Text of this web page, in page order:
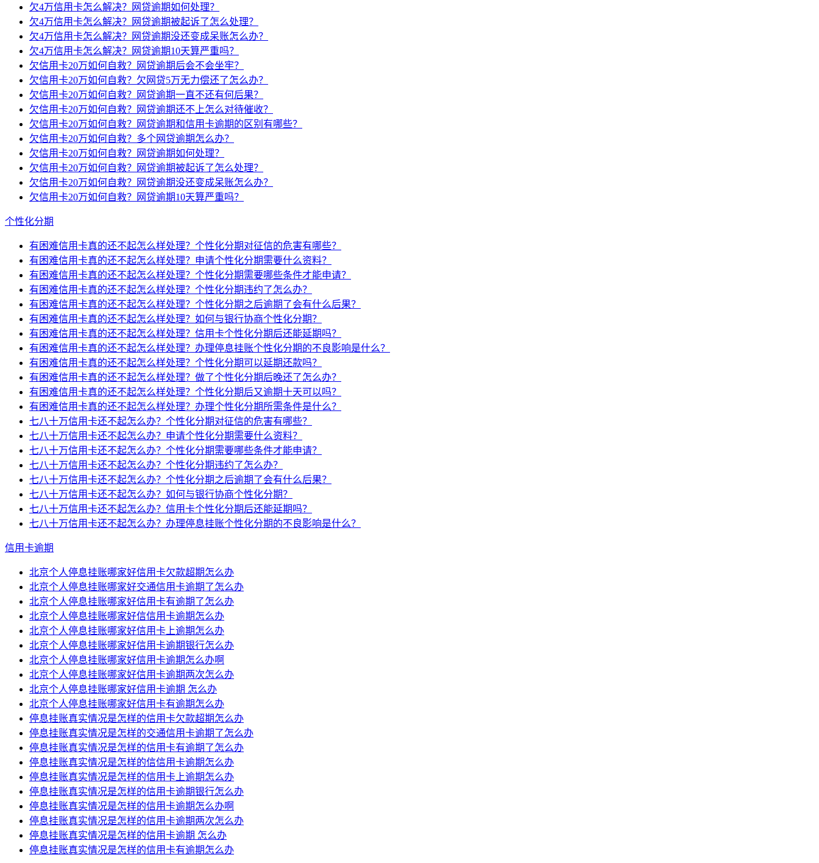
欠4万信用卡怎么解决？网贷逾期如何处理？
欠4万信用卡怎么解决？网贷逾期被起诉了怎么处理？
欠4万信用卡怎么解决？网贷逾期没还变成呆账怎么办？
欠4万信用卡怎么解决？网贷逾期10天算严重吗？
欠信用卡20万如何自救？网贷逾期后会不会坐牢？
欠信用卡20万如何自救？欠网贷5万无力偿还了怎么办？
欠信用卡20万如何自救？网贷逾期一直不还有何后果？
欠信用卡20万如何自救？网贷逾期还不上怎么对待催收？
欠信用卡20万如何自救？网贷逾期和信用卡逾期的区别有哪些？
欠信用卡20万如何自救？多个网贷逾期怎么办？
欠信用卡20万如何自救？网贷逾期如何处理？
欠信用卡20万如何自救？网贷逾期被起诉了怎么处理？
欠信用卡20万如何自救？网贷逾期没还变成呆账怎么办？
欠信用卡20万如何自救？网贷逾期10天算严重吗？
个性化分期
有困难信用卡真的还不起怎么样处理？个性化分期对征信的危害有哪些？
有困难信用卡真的还不起怎么样处理？申请个性化分期需要什么资料？
有困难信用卡真的还不起怎么样处理？个性化分期需要哪些条件才能申请？
有困难信用卡真的还不起怎么样处理？个性化分期违约了怎么办？
有困难信用卡真的还不起怎么样处理？个性化分期之后逾期了会有什么后果？
有困难信用卡真的还不起怎么样处理？如何与银行协商个性化分期？
有困难信用卡真的还不起怎么样处理？信用卡个性化分期后还能延期吗？
有困难信用卡真的还不起怎么样处理？办理停息挂账个性化分期的不良影响是什么？
有困难信用卡真的还不起怎么样处理？个性化分期可以延期还款吗？
有困难信用卡真的还不起怎么样处理？做了个性化分期后晚还了怎么办？
有困难信用卡真的还不起怎么样处理？个性化分期后又逾期十天可以吗？
有困难信用卡真的还不起怎么样处理？办理个性化分期所需条件是什么？
七八十万信用卡还不起怎么办？个性化分期对征信的危害有哪些？
七八十万信用卡还不起怎么办？申请个性化分期需要什么资料？
七八十万信用卡还不起怎么办？个性化分期需要哪些条件才能申请？
七八十万信用卡还不起怎么办？个性化分期违约了怎么办？
七八十万信用卡还不起怎么办？个性化分期之后逾期了会有什么后果？
七八十万信用卡还不起怎么办？如何与银行协商个性化分期？
七八十万信用卡还不起怎么办？信用卡个性化分期后还能延期吗？
七八十万信用卡还不起怎么办？办理停息挂账个性化分期的不良影响是什么？
信用卡逾期
北京个人停息挂账哪家好信用卡欠款超期怎么办
北京个人停息挂账哪家好交通信用卡逾期了怎么办
北京个人停息挂账哪家好信用卡有逾期了怎么办
北京个人停息挂账哪家好信信用卡逾期怎么办
北京个人停息挂账哪家好信用卡上逾期怎么办
北京个人停息挂账哪家好信用卡逾期银行怎么办
北京个人停息挂账哪家好信用卡逾期怎么办啊
北京个人停息挂账哪家好信用卡逾期两次怎么办
北京个人停息挂账哪家好信用卡逾期 怎么办
北京个人停息挂账哪家好信用卡有逾期怎么办
停息挂账真实情况是怎样的信用卡欠款超期怎么办
停息挂账真实情况是怎样的交通信用卡逾期了怎么办
停息挂账真实情况是怎样的信用卡有逾期了怎么办
停息挂账真实情况是怎样的信信用卡逾期怎么办
停息挂账真实情况是怎样的信用卡上逾期怎么办
停息挂账真实情况是怎样的信用卡逾期银行怎么办
停息挂账真实情况是怎样的信用卡逾期怎么办啊
停息挂账真实情况是怎样的信用卡逾期两次怎么办
停息挂账真实情况是怎样的信用卡逾期 怎么办
停息挂账真实情况是怎样的信用卡有逾期怎么办